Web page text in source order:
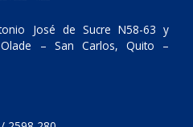
José de Sucre N58-63 y
Olade – San Carlos, Quito –